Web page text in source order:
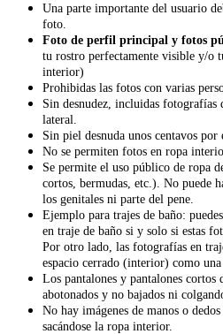
Una parte importante del usuario
foto.
Foto de perfil principal y fotos
tu rostro perfectamente visible y/o
interior)
Prohibidas las fotos con varias
Sin desnudez, incluidas fotografías
lateral.
Sin piel desnuda unos centavos por
No se permiten fotos en ropa
Se permite el uso público de ropa
cortos, bermudas, etc.). No puede
los genitales ni parte del pene.
Ejemplo para trajes de baño:
en traje de baño si y solo si estas
Por otro lado, las fotografías en
espacio cerrado (interior) como una
Los pantalones y pantalones cortos
abotonados y no bajados ni
No hay imágenes de manos o
sacándose la ropa interior.